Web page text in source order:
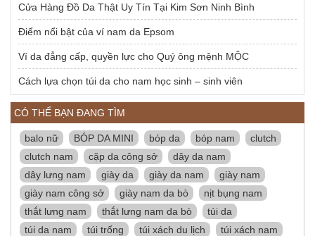
Cửa Hàng Đồ Da Thật Uy Tín Tại Kim Sơn Ninh Bình
Điểm nổi bật của ví nam da Epsom
Ví da đẳng cấp, quyền lực cho Quý ông mệnh MỘC
Cách lựa chọn túi da cho nam học sinh – sinh viên
CÓ THỂ BẠN ĐANG TÌM
balo nữ BÓP DA MINI bóp da bóp nam
clutch
clutch nam
cặp da công sở
dây da nam
dây lưng nam
giày da giày da nam
giày nam
giày nam công sở
giày nam da bò
nịt bụng nam
thắt lưng nam
thắt lưng nam da bò
túi da
túi da nam
túi trống túi xách du lịch túi xách nam